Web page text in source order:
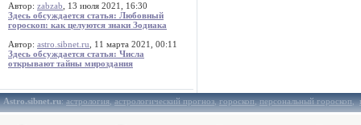
Автор: zabzab , 13 июля 2021, 16:30
Здесь обсуждается статья: Любовный
гороскоп: как целуются знаки Зодиака
Автор: astro.sibnet.ru , 11 марта 2021, 00:11
Здесь обсуждается статья: Числа
открывают тайны мироздания
Astro.sibnet.ru:астрология,астрологический прогноз,гороскоп,персональный гороскоп,